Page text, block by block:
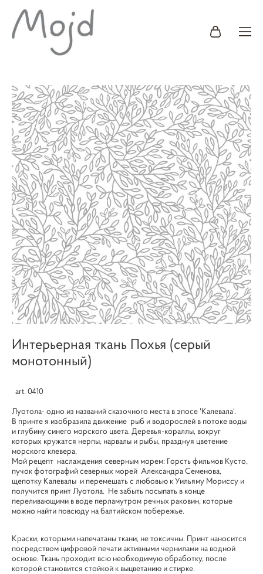
Интерьерная ткань Похья (серый
монотонный)
art. 0410
Луотола- одно из названий сказочного места в эпосе 'Калевала'.
В принте я изобразила движение рыб и водорослей в потоке воды
и глубину синего морского цвета. Деревья-кораллы, вокруг
которых кружатся нерпы, нарвалы и рыбы, празднуя цветение
морского клевера.
Мой рецепт наслаждения северным морем: Горсть фильмов Кусто,
пучок фотографий северных морей Александра Семенова,
щепотку Калевалы и перемешать с любовью к Уильяму Мориссу и
получится принт Луотола. Не забыть посыпать в конце
переливающими в воде перламутром речных раковин, которые
можно найти повсюду на балтийском побережье.
Краски, которыми напечатаны ткани, не токсичны. Принт наносится
посредством цифровой печати активными чернилами на водной
основе. Ткань проходит всю необходимую обработку, после
которой становится стойкой к выцветанию и стирке.